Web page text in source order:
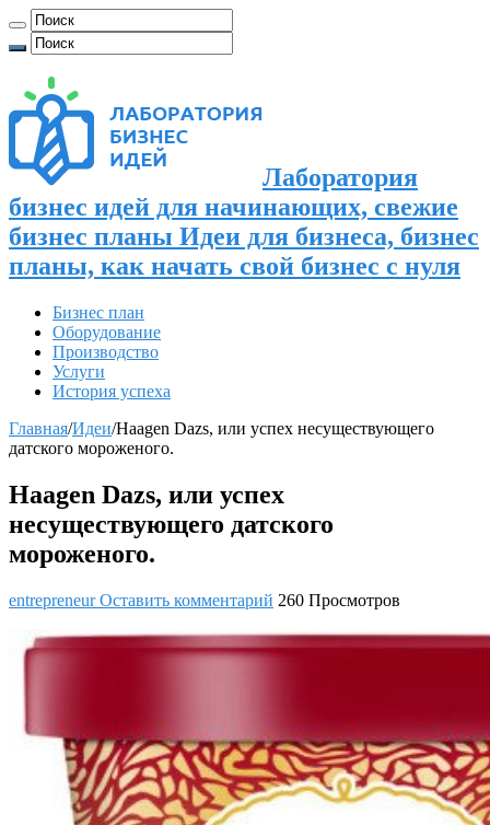
Лаборатория
бизнес идей для начинающих, свежие
бизнес планы Идеи для бизнеса, бизнес
планы, как начать свой бизнес с нуля
Бизнес план
Оборудование
Производство
Услуги
История успеха
Главная/Идеи/Haagen Dazs, или успех несуществующего
датского мороженого.
Haagen Dazs, или успех
несуществующего датского
мороженого.
entrepreneurОставить комментарий 260 Просмотров